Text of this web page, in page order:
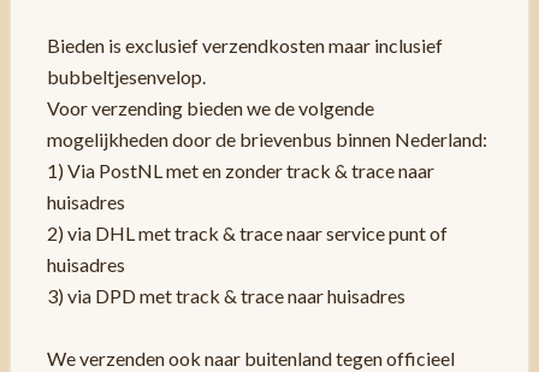
Bieden is exclusief verzendkosten maar inclusief
bubbeltjesenvelop.
Voor verzending bieden we de volgende
mogelijkheden door de brievenbus binnen Nederland:
1) Via PostNL met en zonder track & trace naar
huisadres
2) via DHL met track & trace naar service punt of
huisadres
3) via DPD met track & trace naar huisadres
We verzenden ook naar buitenland tegen officieel